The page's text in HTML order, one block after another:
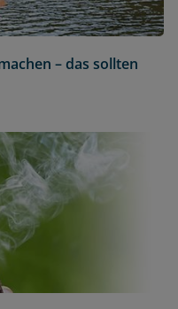
– das sollten